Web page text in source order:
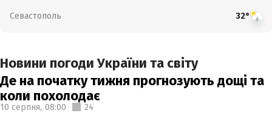
Севастополь 32°
Новини погоди України та світу
Де на початку тижня прогнозують дощі та
коли похолодає
10 серпня, 08:00 24